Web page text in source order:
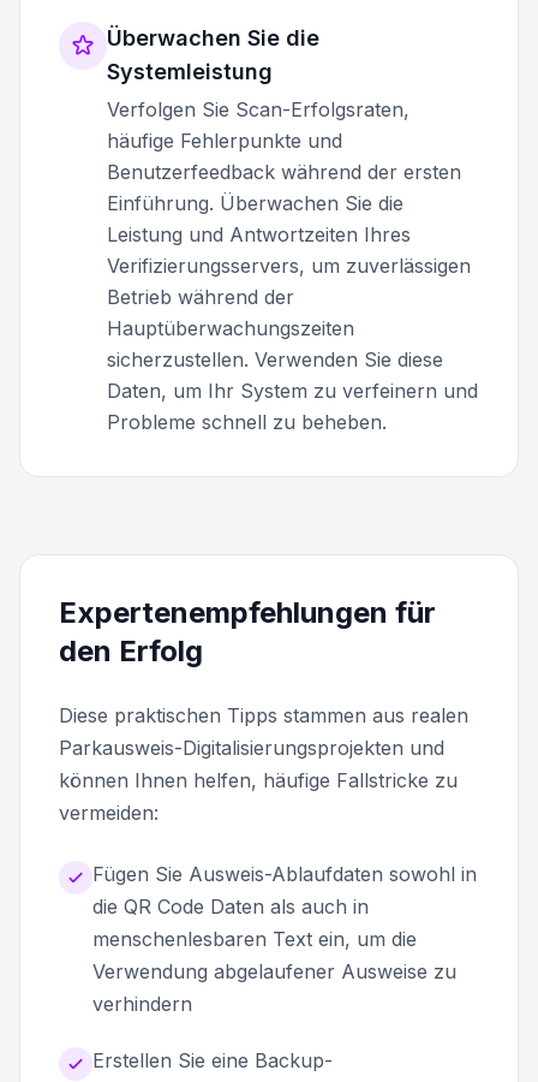
Überwachen Sie die
Systemleistung
Verfolgen Sie Scan-Erfolgsraten,
häufige Fehlerpunkte und
Benutzerfeedback während der ersten
Einführung. Überwachen Sie die
Leistung und Antwortzeiten Ihres
Verifizierungsservers, um zuverlässigen
Betrieb während der
Hauptüberwachungszeiten
sicherzustellen. Verwenden Sie diese
Daten, um Ihr System zu verfeinern und
Probleme schnell zu beheben.
Expertenempfehlungen für
den Erfolg
Diese praktischen Tipps stammen aus realen
Parkausweis-Digitalisierungsprojekten und
können Ihnen helfen, häufige Fallstricke zu
vermeiden:
Fügen Sie Ausweis-Ablaufdaten sowohl in
die QR Code Daten als auch in
menschenlesbaren Text ein, um die
Verwendung abgelaufener Ausweise zu
verhindern
Erstellen Sie eine Backup-